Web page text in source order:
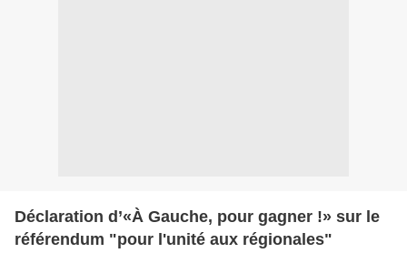
Déclaration d’«À Gauche, pour gagner !» sur le
référendum "pour l'unité aux régionales"